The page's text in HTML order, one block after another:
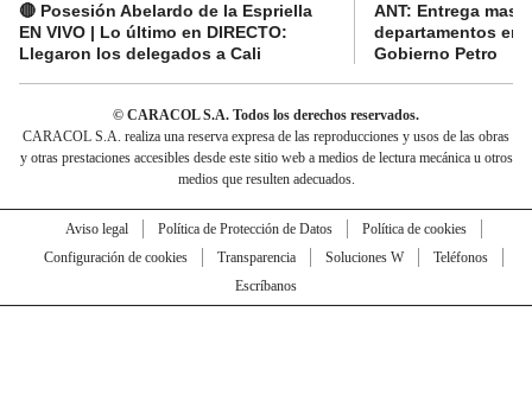
🔴 Posesión Abelardo de la Espriella
EN VIVO | Lo último en DIRECTO:
Llegaron los delegados a Cali
ANT: Entrega
departamentos en
Gobierno Petro
© CARACOL S.A. Todos los derechos reservados.
CARACOL S.A. realiza una reserva expresa de las reproducciones y usos de las obras
y otras prestaciones accesibles desde este sitio web a medios de lectura mecánica u otros
medios que resulten adecuados.
Aviso legal Política de Protección de Datos
Política de cookies
Configuración de cookies
Transparencia Soluciones W
Teléfonos
Escríbanos